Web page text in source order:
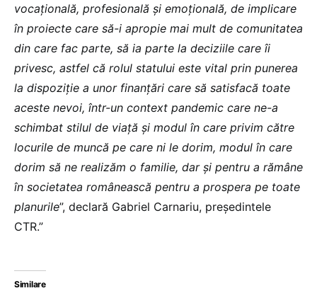
vocațională, profesională și emoțională, de implicare
în proiecte care să-i apropie mai mult de comunitatea
din care fac parte, să ia parte la deciziile care îi
privesc, astfel că rolul statului este vital prin punerea
la dispoziție a unor finanțări care să satisfacă toate
aceste nevoi, într-un context pandemic care ne-a
schimbat stilul de viață și modul în care privim către
locurile de muncă pe care ni le dorim, modul în care
dorim să ne realizăm o familie, dar și pentru a rămâne
în societatea românească pentru a prospera pe toate
planurile”, declară Gabriel Carnariu, președintele
CTR.”
Similare